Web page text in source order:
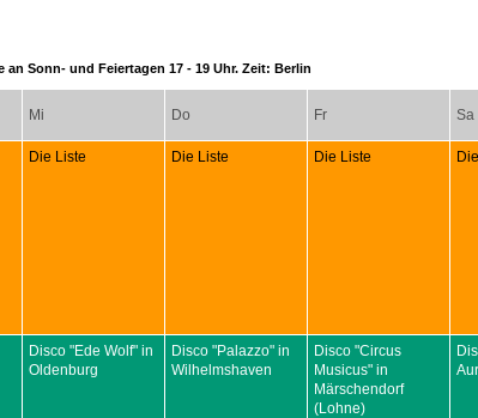
an Sonn- und Feiertagen 17 - 19 Uhr. Zeit: Berlin
Mi Do Fr Sa
Die Liste Die Liste Die Liste
Disco "Ede Wolf" in
Oldenburg
Disco "Palazzo" in
Wilhelmshaven
Disco "Circus
Musicus" in
Märschendorf
(Lohne)